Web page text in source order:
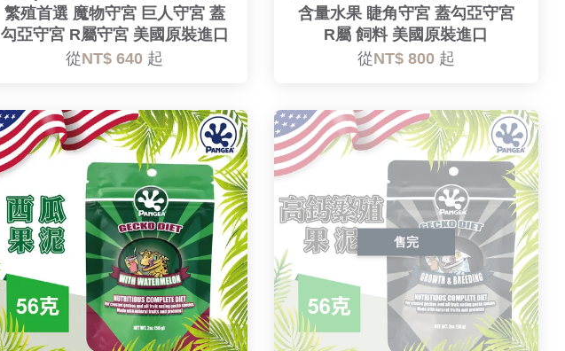
繁殖首選 魔物守宮 巨人守宮 蓋
勾亞守宮 R屬守宮 美國原裝進口
從NT$ 640 起
含量水果 睫角守宮 蓋勾亞守宮
R屬 飼料 美國原裝進口
從NT$ 800 起
售完